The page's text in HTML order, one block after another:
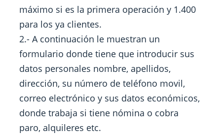
máximo si es la primera operación y 1.400
para los ya clientes.
2.- A continuación le muestran un
formulario donde tiene que introducir sus
datos personales nombre, apellidos,
dirección, su número de teléfono movil,
correo electrónico y sus datos económicos,
donde trabaja si tiene nómina o cobra
paro, alquileres etc.